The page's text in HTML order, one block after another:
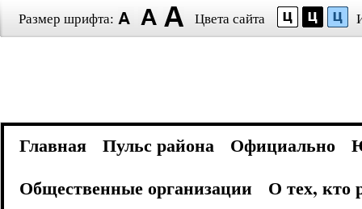
Размер шрифта: Цвета сайта
Главная Пульс района Официально
Общественные организации
О тех, кто